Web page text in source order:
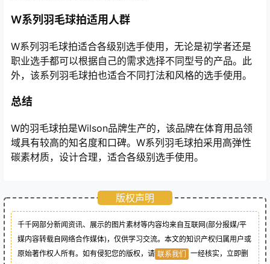
W系列羽毛球拍适用人群
W系列羽毛球拍适合各级别选手使用，无论是初学者还是
职业选手都可以根据自己的需求选择不同型号的产品。此
外，该系列羽毛球拍也适合不同打法和风格的选手使用。
总结
W的羽毛球拍是Wilson品牌生产的，该品牌在体育用品领
域具有较高的知名度和口碑。W系列羽毛球拍采用高弹性
碳素材质，设计合理，适合各级别选手使用。
版权声明
千千网部分新闻资讯、展示的图片素材等内容均来自互联网(部分报媒/平
媒内容转载自网络合作媒体)，仅供学习交流。本文的知识产权归属用户或
原始著作权人所有。如有侵犯您的版权，请 联系我们
一经核实，立即删